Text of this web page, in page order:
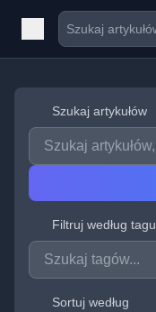
Szukaj artykułów
Filtruj według tagu
Sortuj według